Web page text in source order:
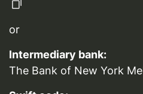
or
Intermediary bank:
The Bank of New York